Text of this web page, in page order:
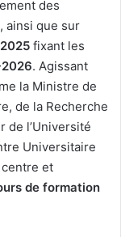
des
ainsi que sur
fixant les
. Agissant
la Ministre de
de la Recherche
de l’Université
Universitaire
et
de formation